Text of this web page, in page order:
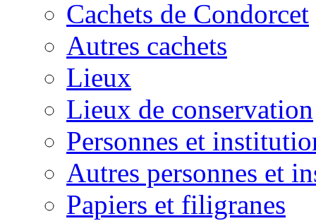
Cachets de Condorcet
Autres cachets
Lieux
Lieux de conservation
Personnes et
Autres personnes et
Papiers et filigranes